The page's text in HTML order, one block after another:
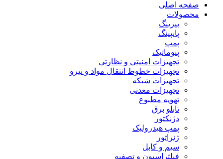
صفحه اصلی
محصولات
بیرینگ
پایپینگ
پمپ
پنوماتیک
تجهیزات امنیتی و نظارتی
تجهیزات خطوط انتقال مواد و نیرو
تجهیزات شبکه
تجهیزات معدنی
تهویه مطبوع
تابلو برق
دژنکتور
پمپ هیدرولیک
ژنراتور
سیم و کابل
فیلتراسیون و تصفیه